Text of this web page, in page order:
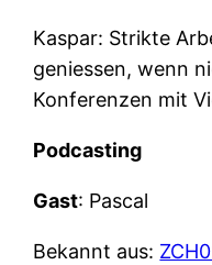
Kaspar: Strikte
geniessen, wenn
Konferenzen mit
Podcasting
Gast: Pascal
Bekannt aus: